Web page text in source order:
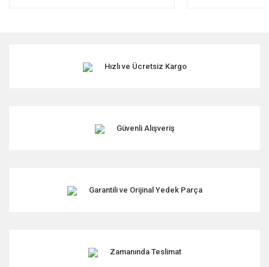
Hızlı ve Ücretsiz Kargo
Güvenli Alışveriş
Garantili ve Orijinal Yedek Parça
Zamanında Teslimat